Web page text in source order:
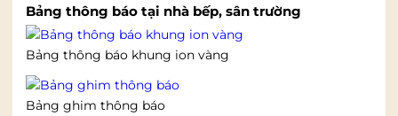
Bảng thông báo tại nhà bếp, sân trường
Bảng thông báo khung ion vàng
Bảng ghim thông báo